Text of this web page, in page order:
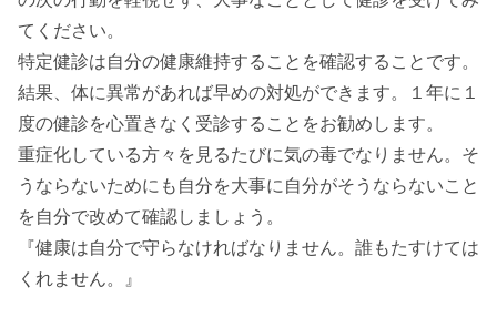
てください。
特定健診は自分の健康維持することを確認することです。
結果、体に異常があれば早めの対処ができます。１年に１
度の健診を心置きなく受診することをお勧めします。
重症化している方々を見るたびに気の毒でなりません。そ
うならないためにも自分を大事に自分がそうならないこと
を自分で改めて確認しましょう。
『健康は自分で守らなければなりません。誰もたすけては
くれません。』